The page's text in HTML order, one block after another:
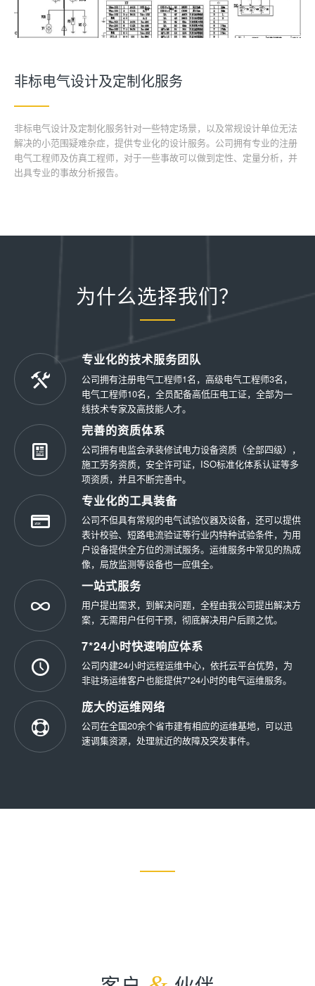
非标电气设计及定制化服务
非标电气设计及定制化服务针对一些特定场景，以及常规设计单位无法
解决的小范围疑难杂症，提供专业化的设计服务。公司拥有专业的注册
电气工程师及仿真工程师，对于一些事故可以做到定性、定量分析，并
出具专业的事故分析报告。
为什么选择我们？
专业化的技术服务团队
公司拥有注册电气工程师1名，高级电气工程师3名，
电气工程师10名，全员配备高低压电工证，全部为一
线技术专家及高技能人才。
完善的资质体系
公司拥有电监会承装修试电力设备资质（全部四级），
施工劳务资质，安全许可证，ISO标准化体系认证等多
项资质，并且不断完善中。
专业化的工具装备
公司不但具有常规的电气试验仪器及设备，还可以提供
表计校验、短路电流验证等行业内特种试验条件，为用
户设备提供全方位的测试服务。运维服务中常见的热成
像，局放监测等设备也一应俱全。
一站式服务
用户提出需求，到解决问题，全程由我公司提出解决方
案，无需用户任何干预，彻底解决用户后顾之忧。
7*24小时快速响应体系
公司内建24小时远程运维中心，依托云平台优势，为
非驻场运维客户也能提供7*24小时的电气运维服务。
庞大的运维网络
公司在全国20余个省市建有相应的运维基地，可以迅
速调集资源，处理就近的故障及突发事件。